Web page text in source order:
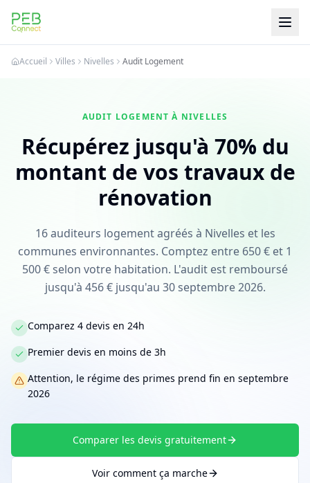
PEB Connect
Accueil Villes Nivelles Audit Logement
AUDIT LOGEMENT À NIVELLES
Récupérez jusqu'à 70% du
montant de vos travaux de
rénovation
16 auditeurs logement agréés à Nivelles et les
communes environnantes. Comptez entre 650 € et 1
500 € selon votre habitation. L'audit est remboursé
jusqu'à 456 € jusqu'au 30 septembre 2026.
Comparez 4 devis en 24h
Premier devis en moins de 3h
Attention, le régime des primes prend fin en septembre
2026
Comparer les devis gratuitement
Voir comment ça marche